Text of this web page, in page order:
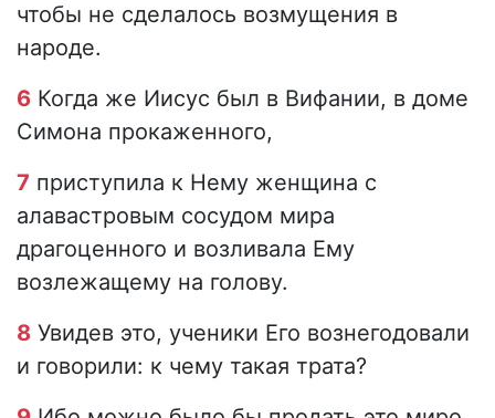
чтобы не сделалось возмущения в
народе.
6 Когда же Иисус был в Вифании, в доме
Симона прокаженного,
7 приступила к Нему женщина с
алавастровым сосудом мира
драгоценного и возливала Ему
возлежащему на голову.
8 Увидев это, ученики Его вознегодовали
и говорили: к чему такая трата?